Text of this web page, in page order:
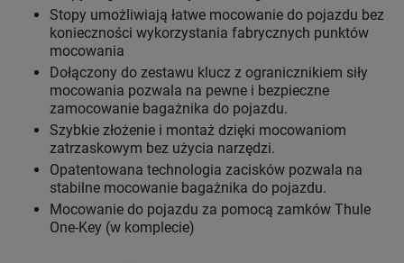
Stopy umożliwiają łatwe mocowanie do pojazdu bez
konieczności wykorzystania fabrycznych punktów
mocowania
Dołączony do zestawu klucz z ogranicznikiem siły
mocowania pozwala na pewne i bezpieczne
zamocowanie bagażnika do pojazdu.
Szybkie złożenie i montaż dzięki mocowaniom
zatrzaskowym bez użycia narzędzi.
Opatentowana technologia zacisków pozwala na
stabilne mocowanie bagażnika do pojazdu.
Mocowanie do pojazdu za pomocą zamków Thule
One-Key (w komplecie)